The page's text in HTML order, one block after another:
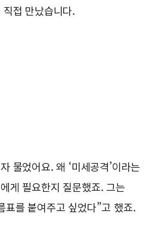
접 만났습니다.
물었어요. 왜 ‘미세공격’이라는
게 필요한지 질문했죠. 그는
표를 붙여주고 싶었다”고 했죠.